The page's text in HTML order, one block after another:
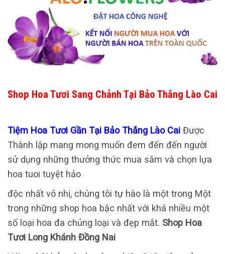
Shop Hoa Tươi Sang Chảnh Tại Bảo Thắng Lào Cai
Tiệm Hoa Tươi Gần Tại Bảo Thắng Lào Cai Được
Thành lập mang mong muốn đem đến đến người
sử dụng những thưởng thức mua sắm và chọn lựa
hoa tuoi tuyệt hảo
độc nhất vô nhị, chúng tôi tự hào là một trong Một
trong những shop hoa bậc nhất với khá nhiều một
số loại hoa đa chủng loại và đẹp mắt. Shop Hoa
Tươi Long Khánh Đồng Nai